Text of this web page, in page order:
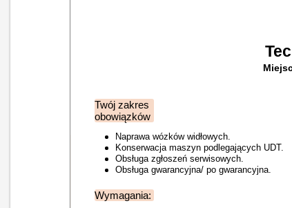
Twój zakres
obowiązków
Naprawa wózków widłowych.
Konserwacja maszyn podlegających UDT.
Obsługa zgłoszeń serwisowych.
Obsługa gwarancyjna/ po gwarancyjna.
Wymagania: